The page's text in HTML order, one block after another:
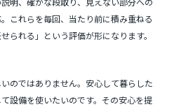
これらを毎回、当たり前に積み重ねる
られる」という評価が形になります。
のではありません。安心して暮らした
設備を使いたいのです。その安心を提